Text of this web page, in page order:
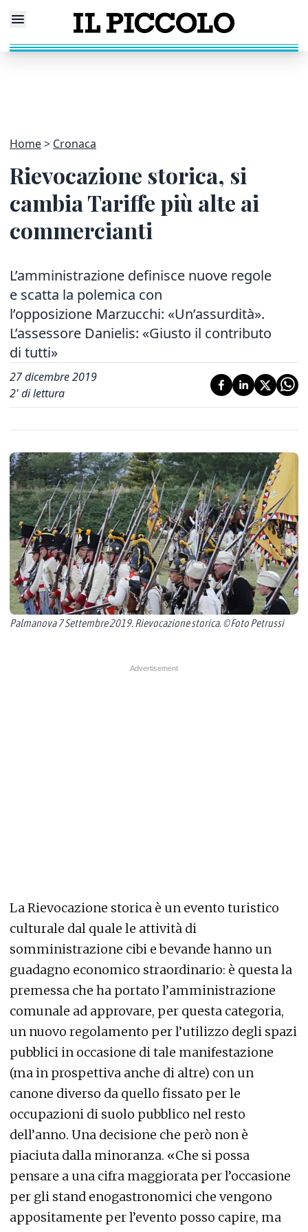
Home Cronaca
Rievocazione storica, si
cambia Tariffe più alte ai
commercianti
L’amministrazione definisce nuove regole
e scatta la polemica con
l’opposizione Marzucchi: «Un’assurdità».
L’assessore Danielis: «Giusto il contributo
di tutti»
27 dicembre 2019
2' di lettura
Palmanova 7 Settembre 2019. Rievocazione storica. © Foto Petrussi
La Rievocazione storica è un evento turistico
culturale dal quale le attività di
somministrazione cibi e bevande hanno un
guadagno economico straordinario: è questa la
premessa che ha portato l’amministrazione
comunale ad approvare, per questa categoria,
un nuovo regolamento per l’utilizzo degli spazi
pubblici in occasione di tale manifestazione
(ma in prospettiva anche di altre) con un
canone diverso da quello fissato per le
occupazioni di suolo pubblico nel resto
dell’anno. Una decisione che però non è
piaciuta dalla minoranza. «Che si possa
pensare a una cifra maggiorata per l’occasione
per gli stand enogastronomici che vengono
appositamente per l’evento posso capire, ma